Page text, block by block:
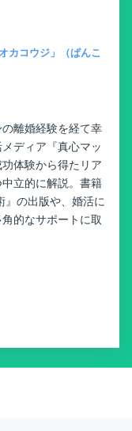
カコウジ」（ぱんこ
離婚経験を経て幸
ディア『真心マッ
体験から得たリア
立的に解説。書籍
』の出版や、婚活に
的なサポートに取